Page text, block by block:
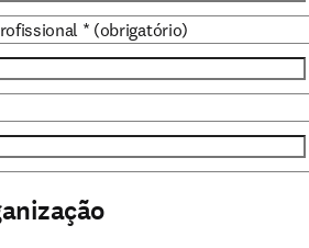
* (obrigatório)